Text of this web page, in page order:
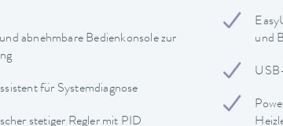
abnehmbare Bedienkonsole zur
für Systemdiagnose
stetiger Regler mit PID
und